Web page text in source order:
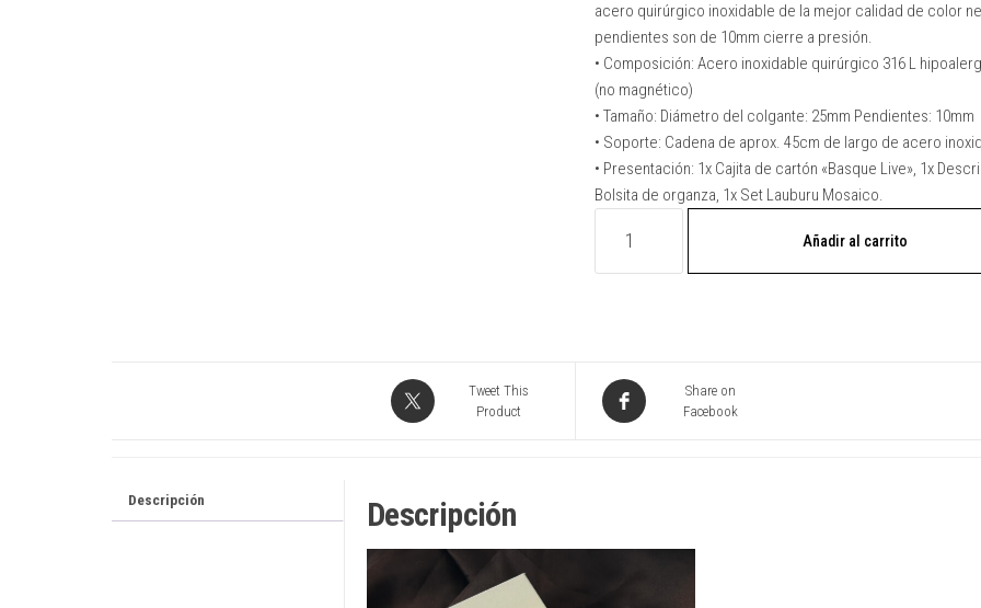
acero quirúrgico inoxidable de la mejor calidad de color
pendientes son de 10mm cierre a presión.
• Composición: Acero inoxidable quirúrgico 316 L
(no magnético)
• Tamaño: Diámetro del colgante: 25mm Pendientes: 10mm
• Soporte: Cadena de aprox. 45cm de largo de acero
• Presentación: 1x Cajita de cartón «Basque Live», 1x
Bolsita de organza, 1x Set Lauburu Mosaico.
LAUBURU
MOSAICO
Añadir al carrito
Tweet This
Product
Share on
Facebook
Descripción Descripción